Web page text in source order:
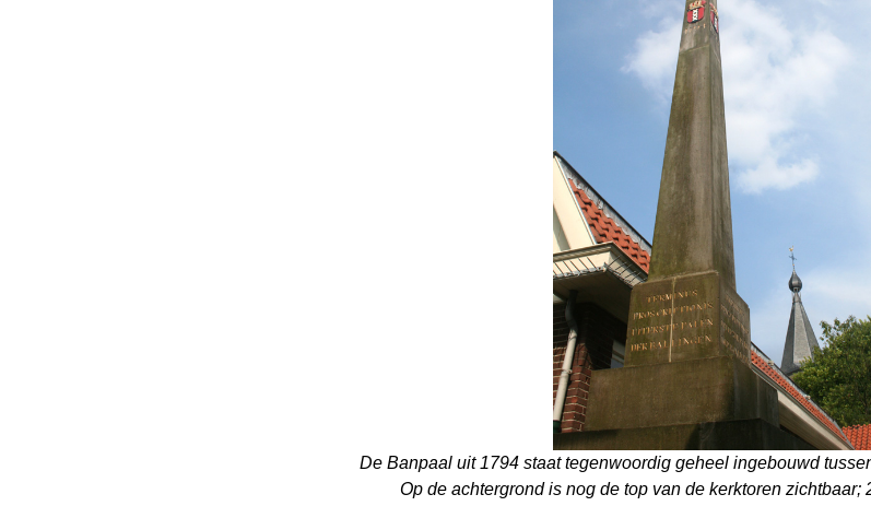
De Banpaal uit 1794 staat tegenwoordig geheel ingebouwd
Op de achtergrond is nog de top van de kerktoren zichtbaar;